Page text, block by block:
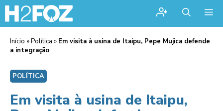
Início »Política » Em visita à usina de Itaipu, Pepe Mujica defende
a integração
POLÍTICA
Em visita à usina de Itaipu,